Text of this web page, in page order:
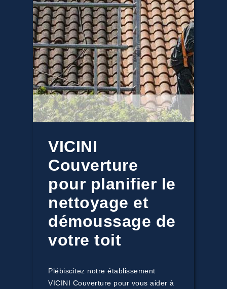
VICINI
Couverture
pour planifier le
nettoyage et
démoussage de
votre toit
Plébiscitez notre établissement
VICINI Couverture pour vous aider à